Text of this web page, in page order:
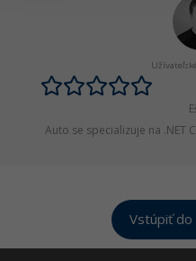
Kybernetická
Auto se specializuje na .NET
Vstúpiť do